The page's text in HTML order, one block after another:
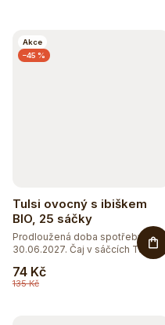
Akce
–45 %
Tulsi ovocný s ibiškem
BIO, 25 sáčky
135 Kč
74 Kč
Prodloužená doba spotřeby do
30.06.2027. Čaj v sáčcích Tulsi...